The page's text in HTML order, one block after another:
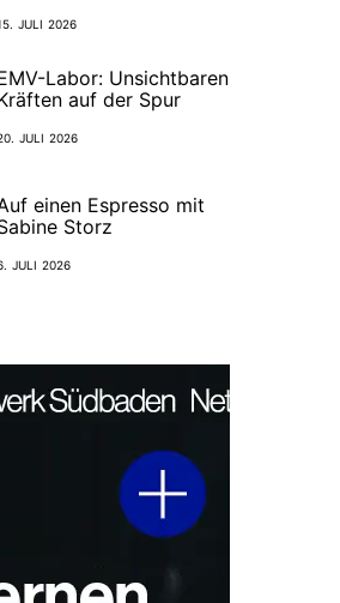
JULI 2026
Labor: Unsichtbaren
auf der Spur
JULI 2026
einen Espresso mit
Storz
JULI 2026